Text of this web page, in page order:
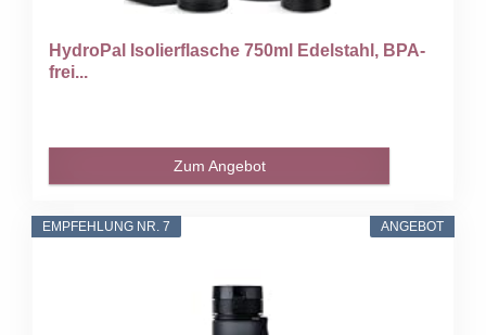
HydroPal Isolierflasche 750ml Edelstahl, BPA-
frei...
Zum Angebot
ANGEBOT
EMPFEHLUNG NR. 7